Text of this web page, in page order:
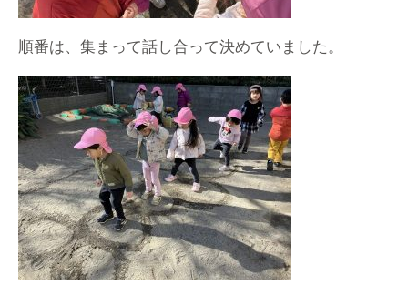
順番は、集まって話し合って決めていました。